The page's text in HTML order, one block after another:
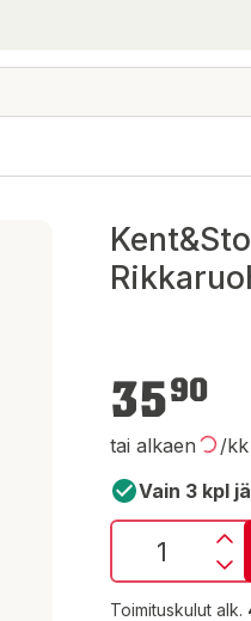
3590
tai alkaen /kk
Vain 3 kpl
Toimituskulut alk.